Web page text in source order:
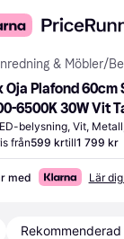
Inredning & Möbler/
Oja Plafond 60cm
6500K 30W Vit
belysning, Vit,
från599 krtill1 799 kr
med Lär
Rekommenderad